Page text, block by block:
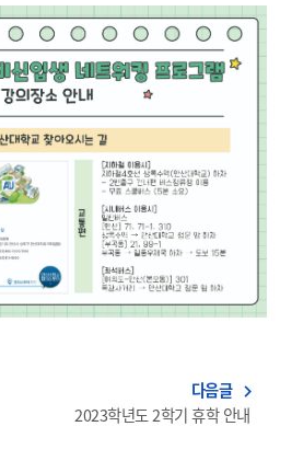
다음글 navigate_next
2023학년도 2학기 휴학 안내